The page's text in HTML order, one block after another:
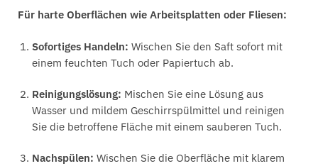
Für harte Oberflächen wie Arbeitsplatten oder Fliesen:
Sofortiges Handeln: Wischen Sie den Saft sofort mit
einem feuchten Tuch oder Papiertuch ab.
Reinigungslösung: Mischen Sie eine Lösung aus
Wasser und mildem Geschirrspülmittel und reinigen
Sie die betroffene Fläche mit einem sauberen Tuch.
Nachspülen: Wischen Sie die Oberfläche mit klarem